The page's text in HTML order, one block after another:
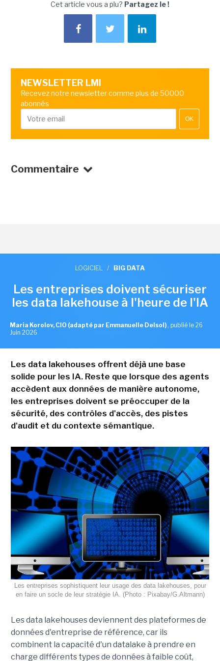
Cet article vous a plu? Partagez le !
NEWSLETTER LMI
Recevez notre newsletter comme plus de 50000
abonnés
OK
Commentaire
LOGICIEL / BIG DATA
Les entreprises doivent sécuriser
les data lakehouse à l'heure de l'IA
Maria Korolov, CIO (adapté par Emmanuelle Delsol) , publié le 26
Juin 2026
Les data lakehouses offrent déjà une base
solide pour les IA. Reste que lorsque des agents
accèdent aux données de manière autonome,
les entreprises doivent se préoccuper de la
sécurité, des contrôles d'accès, des pistes
d'audit et du contexte sémantique.
Les entreprises sophistiquent leur usage des data lakehouses, pour
en faire un socle de leur stratégie IA. (Photo : Pixabay/G.Altmann)
Les data lakehouses deviennent des plateformes de
données d'entreprise de référence, car ils
combinent la capacité d'un datalake à prendre en
charge différents types de données à faible coût,